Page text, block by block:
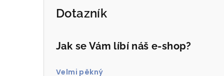
Dotazník
Jak se Vám líbí náš e-shop?
Velmi pěkný